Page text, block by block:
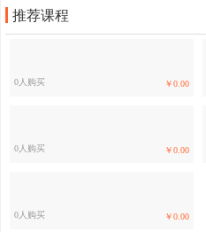
推荐课程
￥0.00
0人购买
￥0.00
0人购买
￥0.00
0人购买